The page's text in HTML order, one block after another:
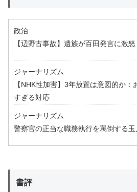
政治
【辺野古事故】遺族が百田発言に激怒
ジャーナリズム
【NHK性加害】3年放置は意図的か：
すぎる対応
ジャーナリズム
警察官の正当な職務執行を罵倒する玉
書評